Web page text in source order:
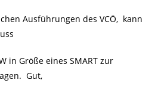
Ausführungen des VCÖ, kann
in Größe eines SMART zur
Gut,